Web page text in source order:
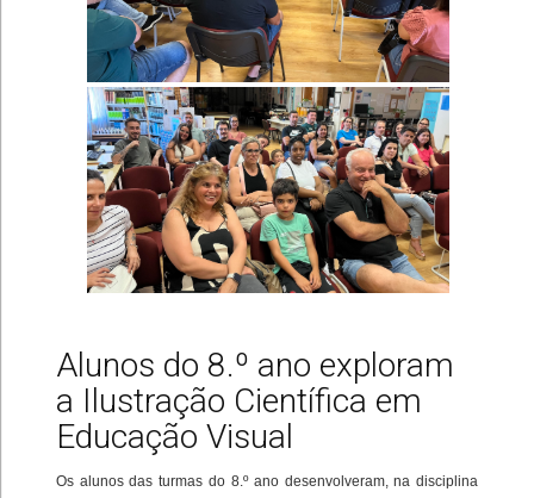
Alunos do 8.º ano exploram
a Ilustração Científica em
Educação Visual
Os alunos das turmas do 8.º ano desenvolveram, na disciplina